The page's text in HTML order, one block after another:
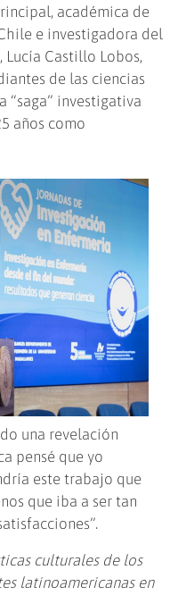
académica de
e investigadora del
Castillo Lobos,
de las ciencias
“saga” investigativa
años como
una revelación
pensé que yo
este trabajo que
que iba a ser tan
culturales de los
latinoamericanas en